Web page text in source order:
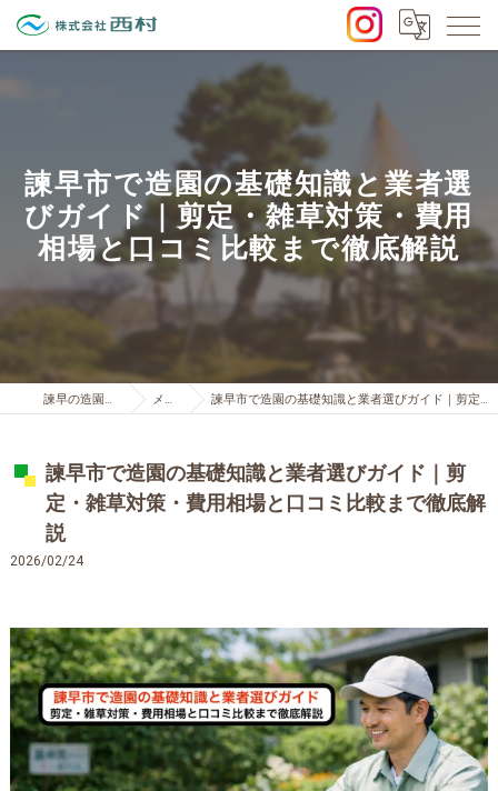
諫早市で造園の基礎知識と業者選
びガイド｜剪定・雑草対策・費用
相場と口コミ比較まで徹底解説
諫早の造園は株式会社西村 メディア 諫早市で造園の基礎知識と業者選びガイド｜剪定・雑草対策・費用相場と口コミ比較まで徹底解説
諫早市で造園の基礎知識と業者選びガイド｜剪
定・雑草対策・費用相場と口コミ比較まで徹底解
説
2026/02/24